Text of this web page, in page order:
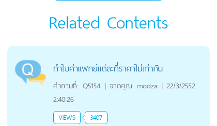
Related Contents
ทำไมค่าแพทย์แต่ละที่ราคาไม่เท่ากัน
คำถามที่: Q5154 | จากคุณ modza | 22/3/2552
2:40:26
VIEWS 3407